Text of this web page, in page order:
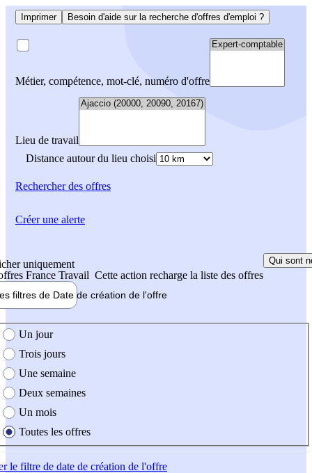
Imprimer Besoin d'aide sur la recherche d'offres d'emploi ?
Métier, compétence, mot-clé, numéro d'offre
Lieu de travail
Distance autour du lieu choisi
Rechercherdes offres
uniquement
France Travail Cette action recharge la liste des offres
Qui sont
filtres de Date de création de l'offre
création de l'offre
Un jour
Trois jours
Une semaine
Deux semaines
Un mois
Toutes les offres
le filtre de date de création de l'offre
Créer une alerte